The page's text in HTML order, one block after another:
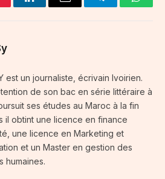
LinkedInEmail Telegram
est un journaliste, écrivain Ivoirien.
de son bac en série littéraire à
ses études au Maroc à la fin
il obtint une licence en finance
une licence en Marketing et
et un Master en gestion des
humaines.